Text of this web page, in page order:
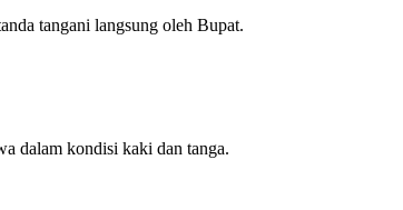
tangani langsung oleh Bupat.
dalam kondisi kaki dan tanga.